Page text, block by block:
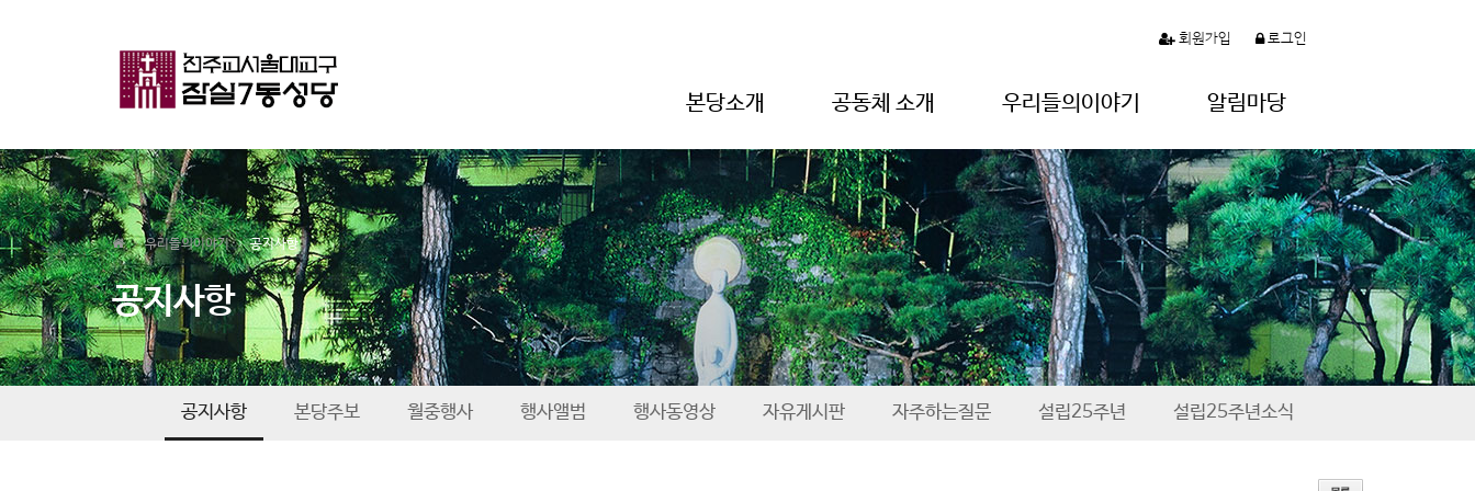
회원가입 로그인
본당소개 공동체 소개 우리들의이야기 알림마당
우리들의이야기 공지사항
공지사항
공지사항 본당주보 월중행사 행사앨범 행사동영상 자유게시판 자주하는질문 설립25주년 설립25주년소식